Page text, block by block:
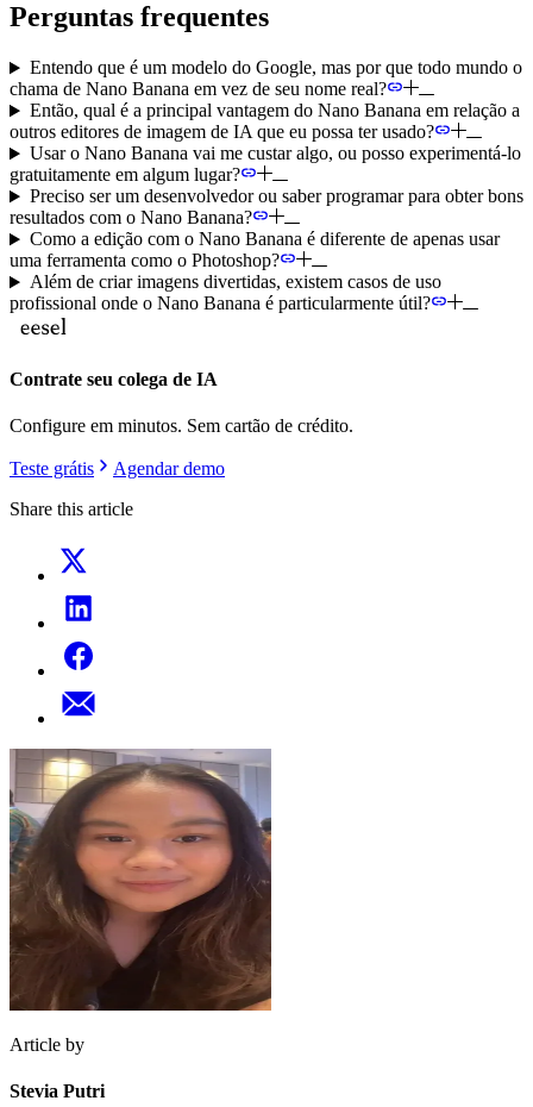
Perguntas frequentes
Entendo que é um modelo do Google, mas por que todo mundo o
chama de Nano Banana em vez de seu nome real?
Então, qual é a principal vantagem do Nano Banana em relação a
outros editores de imagem de IA que eu possa ter usado?
Usar o Nano Banana vai me custar algo, ou posso experimentá-lo
gratuitamente em algum lugar?
Preciso ser um desenvolvedor ou saber programar para obter bons
resultados com o Nano Banana?
Como a edição com o Nano Banana é diferente de apenas usar
uma ferramenta como o Photoshop?
Além de criar imagens divertidas, existem casos de uso
profissional onde o Nano Banana é particularmente útil?
Contrate seu colega de IA
Configure em minutos. Sem cartão de crédito.
Teste grátis
Agendar demo
Share this article
Article by
Stevia Putri